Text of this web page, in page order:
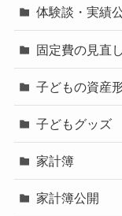
体験談・実績
固定費の見直
子どもの資産
子どもグッズ
家計簿
家計簿公開